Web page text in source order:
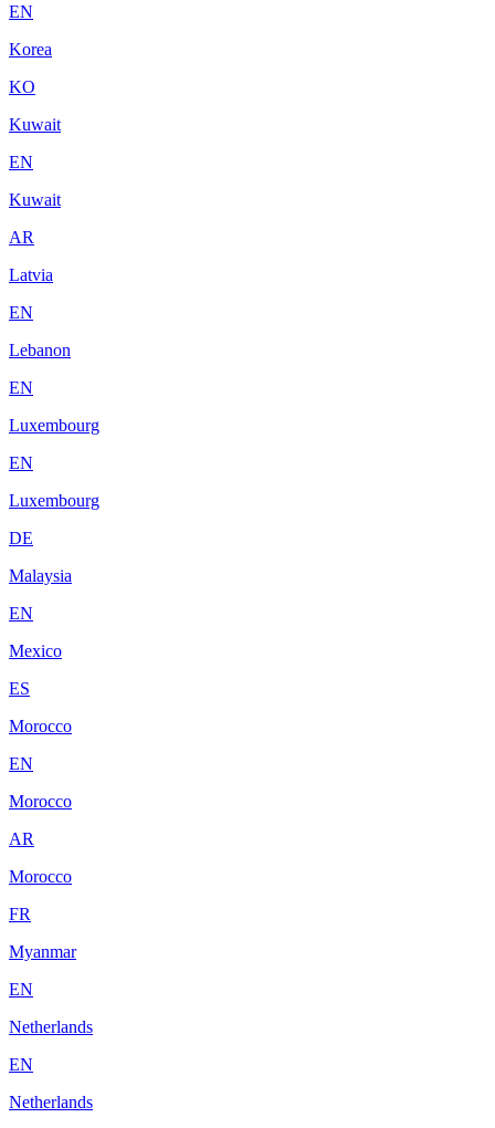
EN
Korea
KO
Kuwait
EN
Kuwait
AR
Latvia
EN
Lebanon
EN
Luxembourg
EN
Luxembourg
DE
Malaysia
EN
Mexico
ES
Morocco
EN
Morocco
AR
Morocco
FR
Myanmar
EN
Netherlands
EN
Netherlands